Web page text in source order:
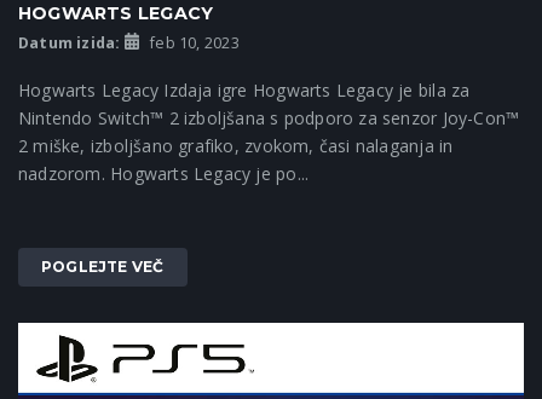
HOGWARTS LEGACY
Datum izida: feb 10, 2023
Hogwarts Legacy Izdaja igre Hogwarts Legacy je bila za
Nintendo Switch™ 2 izboljšana s podporo za senzor Joy-Con™
2 miške, izboljšano grafiko, zvokom, časi nalaganja in
nadzorom. Hogwarts Legacy je po...
POGLEJTE VEČ